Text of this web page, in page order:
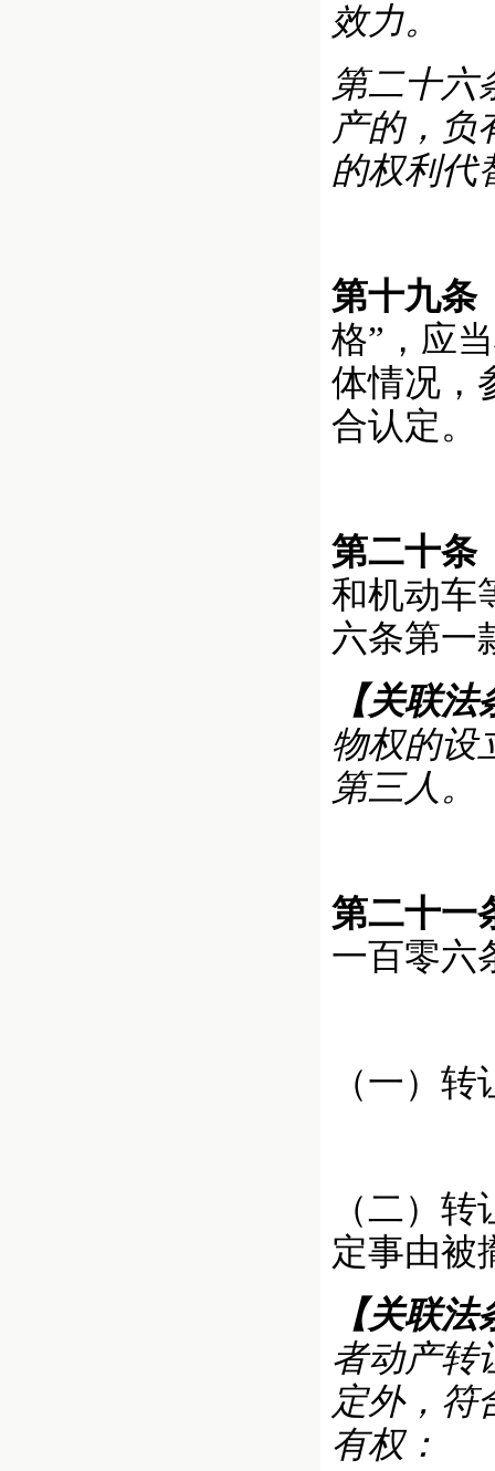
效力。
第二十六
产的，负
的权利代
第十九条
格”，应
体情况，
合认定。
第二十条
和机动车
六条第一
【关联法
物权的设
第三人。
第二十一
一百零六
（一）
（二）
定事由被
【关联法
者动产转
定外，符
有权：